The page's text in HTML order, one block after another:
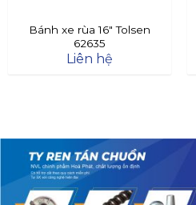
Bánh xe rùa 16″ Tolsen
62635
Liên hệ